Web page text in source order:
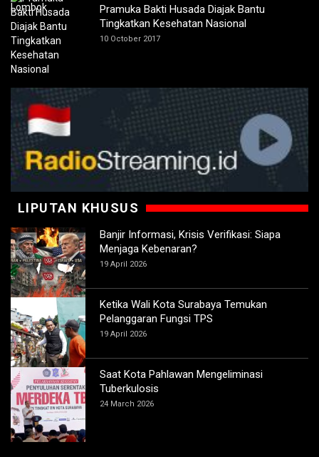
Pramuka Bakti Husada Diajak Bantu
Tingkatkan Kesehatan Nasional
10 October 2017
LIPUTAN KHUSUS
Banjir Informasi, Krisis Verifikasi: Siapa
Menjaga Kebenaran?
19 April 2026
Ketika Wali Kota Surabaya Temukan
Pelanggaran Fungsi TPS
19 April 2026
Saat Kota Pahlawan Mengeliminasi
Tuberkulosis
24 March 2026